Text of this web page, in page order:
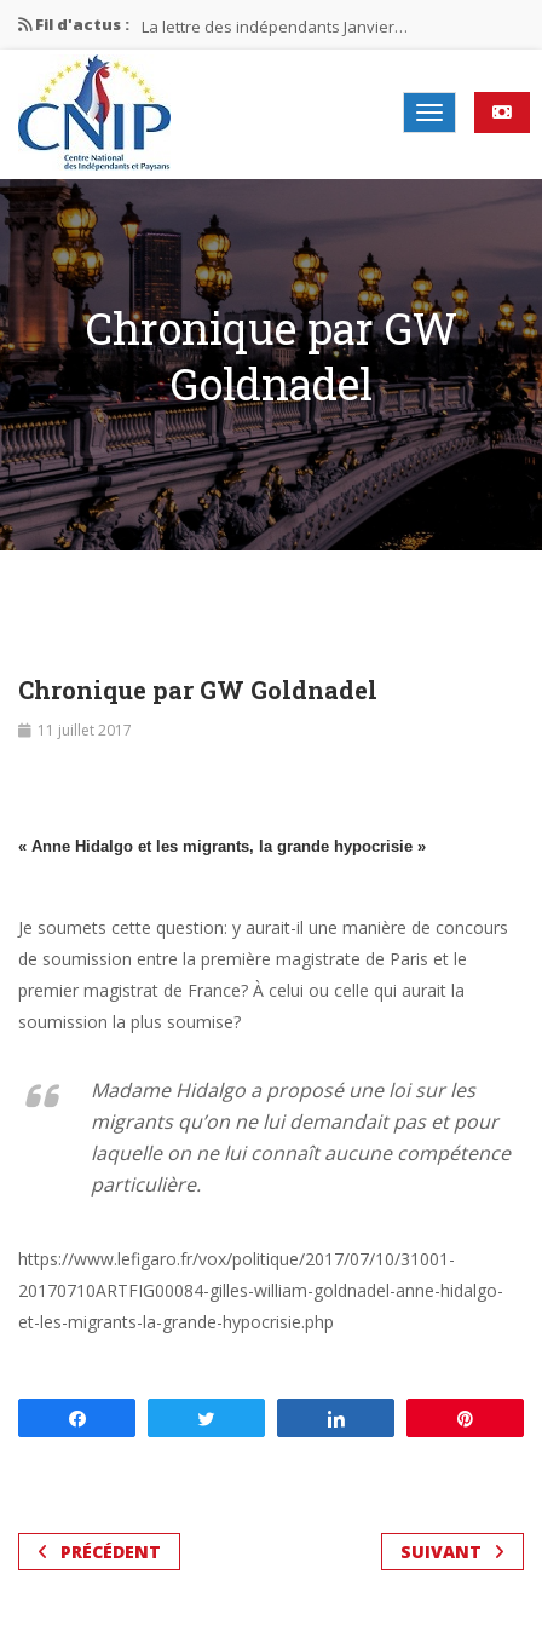
Fil d'actus : La lettre des indépendants Janvier…
La lettre des indépendants Novembre…
La lettre des indépendants Juin…
Mission nationale ÉLECTIONS MUNICIPALES 2026
La lettre des indépendants N°2-2026
Chronique par GW
Goldnadel
Chronique par GW Goldnadel
11 juillet 2017
« Anne Hidalgo et les migrants, la grande hypocrisie »
Je soumets cette question: y aurait-il une manière de concours
de soumission entre la première magistrate de Paris et le
premier magistrat de France? À celui ou celle qui aurait la
soumission la plus soumise?
Madame Hidalgo a proposé une loi sur les
migrants qu’on ne lui demandait pas et pour
laquelle on ne lui connaît aucune compétence
particulière.
https://www.lefigaro.fr/vox/politique/2017/07/10/31001-
20170710ARTFIG00084-gilles-william-goldnadel-anne-hidalgo-
et-les-migrants-la-grande-hypocrisie.php
PRÉCÉDENT SUIVANT